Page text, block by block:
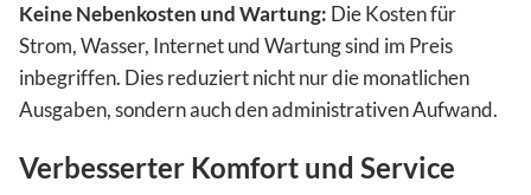
Keine Nebenkosten und Wartung: Die Kosten für
Strom, Wasser, Internet und Wartung sind im Preis
inbegriffen. Dies reduziert nicht nur die monatlichen
Ausgaben, sondern auch den administrativen Aufwand.
Verbesserter Komfort und Service